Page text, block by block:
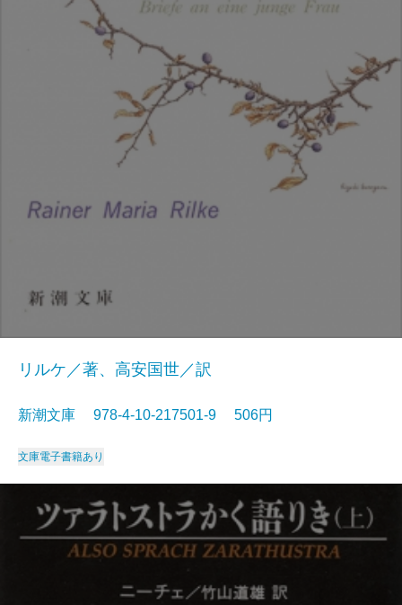
リルケ／著、高安国世／訳
新潮文庫 978-4-10-217501-9 506円
文庫電子書籍あり